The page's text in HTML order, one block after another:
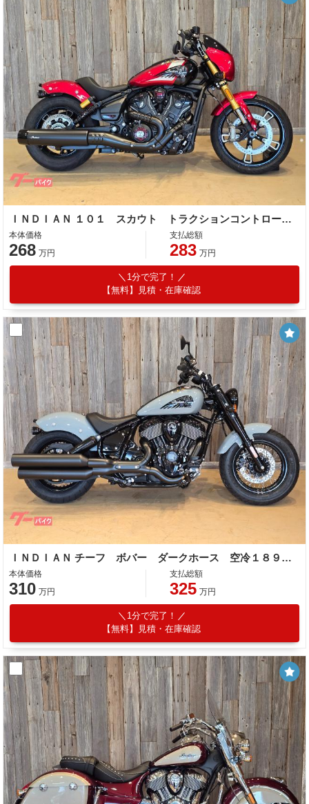
ＩＮＤＩＡＮ １０１ スカウト トラクションコントロール ３ライドモードセレクト １１１馬力エンジン ブレンボキャリパー
本体価格
268 万円
支払総額
283 万円
1分で完了！
【無料】見積・在庫確認
ＩＮＤＩＡＮ チーフ ボバー ダークホース 空冷１８９０ｃｃ ６速ミッション キーレスイグニッション ＵＳＢ充電 ＡＢＳ ＬＥＤヘッドライト
本体価格
310 万円
支払総額
325 万円
1分で完了！
【無料】見積・在庫確認